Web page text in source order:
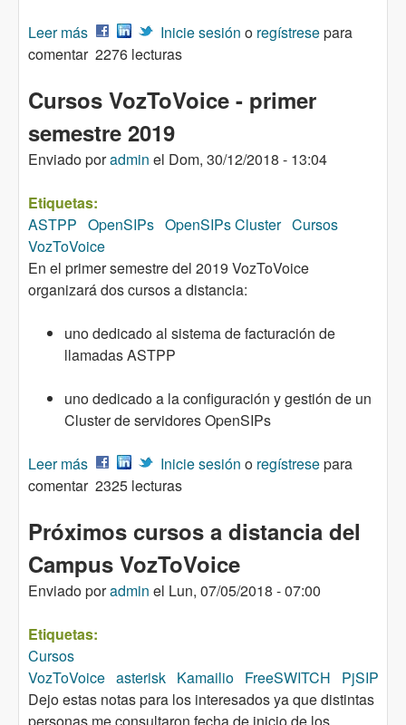
Leer más sobre Curso Asterisk PBX – VoIP Para todos –
MOOC
Inicie sesión o regístresepara
comentar 2276 lecturas
Cursos VozToVoice - primer
semestre 2019
Enviado poradmin el Dom, 30/12/2018 - 13:04
Etiquetas:
ASTPP OpenSIPs OpenSIPs Cluster Cursos
VozToVoice
En el primer semestre del 2019 VozToVoice
organizará dos cursos a distancia:
uno dedicado al sistema de facturación de
llamadas ASTPP
uno dedicado a la configuración y gestión de un
Cluster de servidores OpenSIPs
Leer más sobre Cursos VozToVoice - primer semestre 2019
Inicie sesión o regístresepara
comentar 2325 lecturas
Próximos cursos a distancia del
Campus VozToVoice
Enviado poradmin el Lun, 07/05/2018 - 07:00
Etiquetas:
Cursos
VozToVoice asterisk Kamailio FreeSWITCH
PjSIP
Dejo estas notas para los interesados ya que distintas